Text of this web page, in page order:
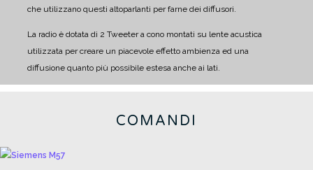
che utilizzano questi altoparlanti per farne dei diffusori.
La radio è dotata di 2 Tweeter a cono montati su lente acustica
utilizzata per creare un piacevole effetto ambienza ed una
diffusione quanto più possibile estesa anche ai lati.
COMANDI